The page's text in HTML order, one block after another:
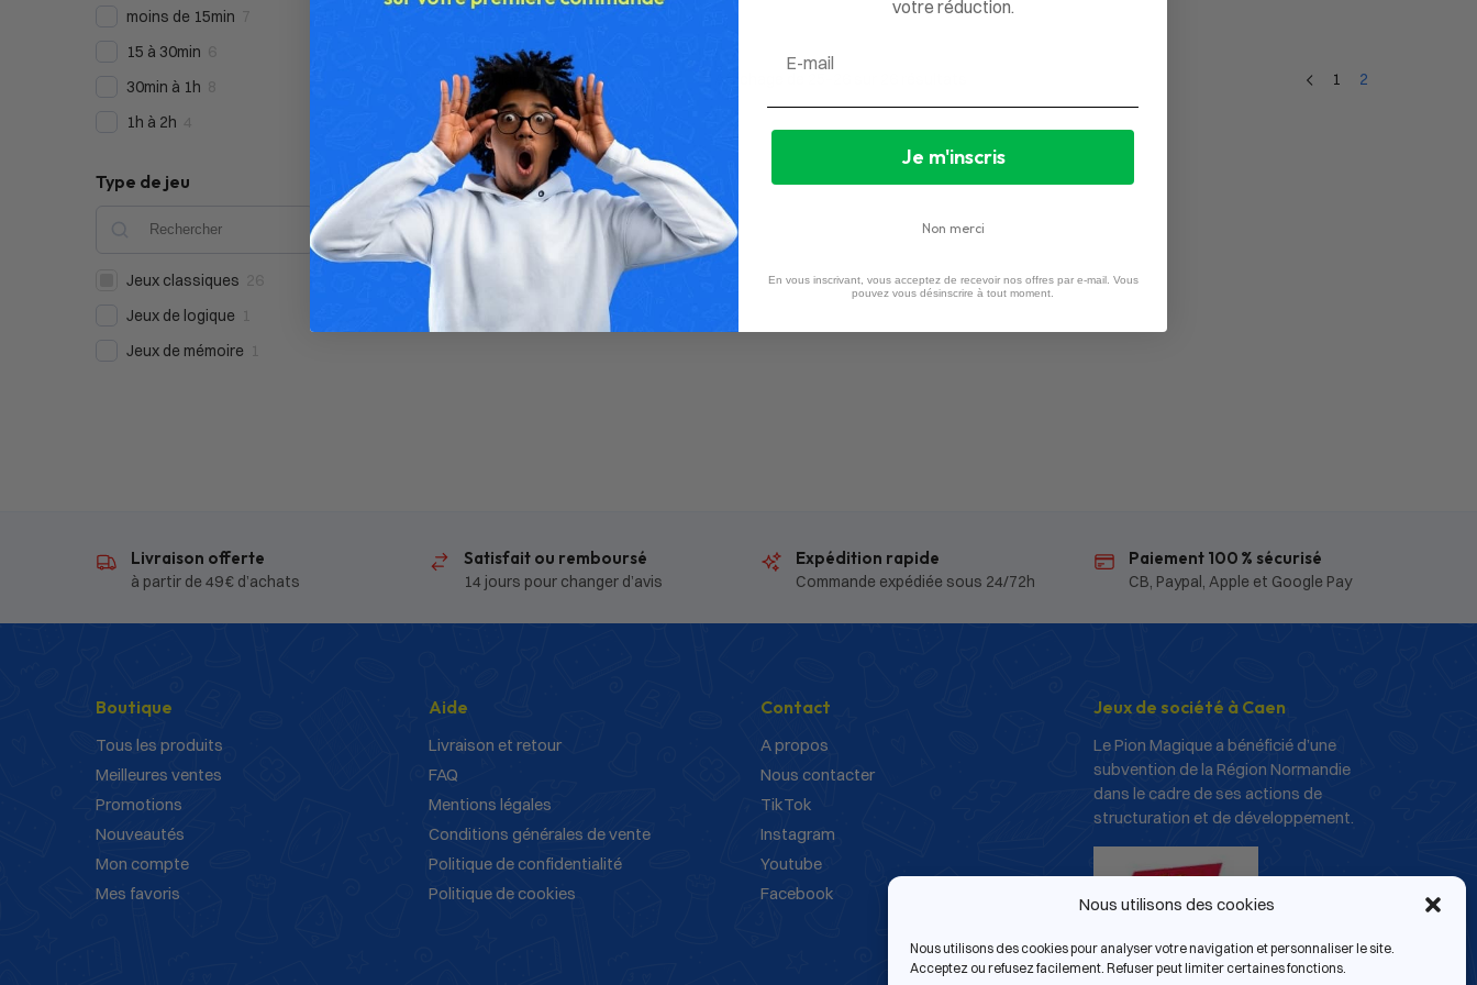
Nous utilisons des cookies
Nous utilisons des cookies pour analyser votre navigation et personnaliser le site.
Acceptez ou refusez facilement. Refuser peut limiter certaines fonctions.
1 2
moins de 15min
15 à 30min
30min à 1h
1h à 2h
Type de jeu
Jeux classiques
Jeux de logique
Jeux de mémoire
Livraison offerte
à partir de 49 € d’achats
Satisfait ou remboursé
14 jours pour changer d’avis
Expédition rapide
Commande expédiée sous 24/72h
Paiement 100 % sécurisé
CB, Paypal, Apple et Google Pay
Boutique
Tous les produits
Meilleures ventes
Promotions
Nouveautés
Mon compte
Mes favoris
Aide
Livraison et retour
FAQ
Mentions légales
Conditions générales de vente
Politique de confidentialité
Politique de cookies
Contact
A propos
Nous contacter
TikTok
Instagram
Youtube
Facebook
Jeux de société à Caen
Le Pion Magique a bénéficié d’une
subvention de la Région Normandie
dans le cadre de ses actions de
structuration et de développement.
votre réduction.
Je m'inscris
Non merci
En vous inscrivant, vous acceptez de recevoir nos offres par e-mail. Vous
pouvez vous désinscrire à tout moment.